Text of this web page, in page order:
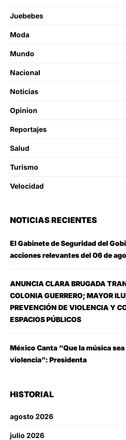
Juebebes
Moda
Mundo
Nacional
Noticias
Opinion
Reportajes
Salud
Turismo
Velocidad
NOTICIAS RECIENTES
El Gabinete de Seguridad del
acciones relevantes del 06 de
ANUNCIA CLARA BRUGADA
COLONIA GUERRERO; MAYOR
PREVENCIÓN DE VIOLENCIA Y
ESPACIOS PÚBLICOS
México Canta “Que la música
violencia”: Presidenta
HISTORIAL
agosto 2026
julio 2026